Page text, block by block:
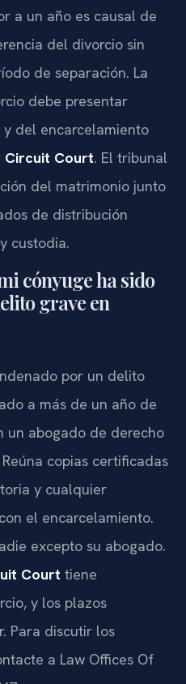
a un año es causal de
del divorcio sin
de separación. La
debe presentar
del encarcelamiento
Circuit Court. El tribunal
del matrimonio junto
de distribución
custodia.
cónyuge ha sido
grave en
por un delito
a más de un año de
un abogado de derecho
copias certificadas
y cualquier
el encarcelamiento.
excepto su abogado.
Court tiene
y los plazos
Para discutir los
a Law Offices Of